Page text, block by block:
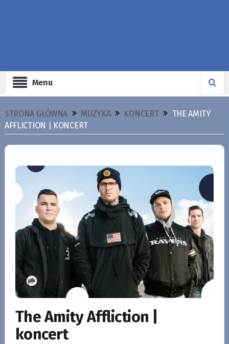
Menu
STRONA GŁÓWNA MUZYKA KONCERT
THE AMITY
AFFLICTION | KONCERT
The Amity Affliction |
koncert